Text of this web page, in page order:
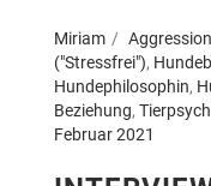
Miriam Aggression
("Stressfrei"),
Hundephilosophin,
Beziehung,
Februar 2021